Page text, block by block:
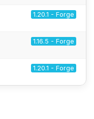
1.20.1 - Forge
1.16.5 - Forge
1.20.1 - Forge